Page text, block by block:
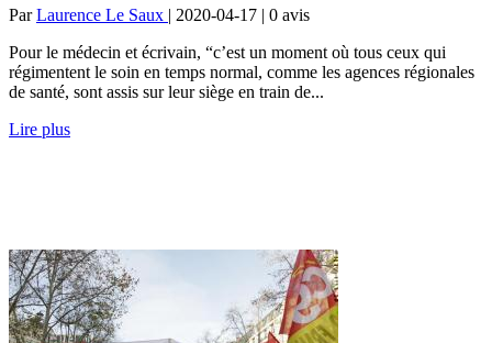
ParLaurence Le Saux | 2020-04-17 | 0 avis
Pour le médecin et écrivain, “c’est un moment où tous ceux qui
régimentent le soin en temps normal, comme les agences régionales
de santé, sont assis sur leur siège en train de...
Lire plus